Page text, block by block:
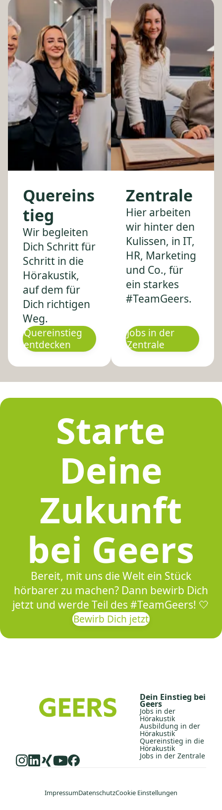
Quereins
tieg
Wir begleiten
Dich Schritt für
Schritt in die
Hörakustik,
auf dem für
Dich richtigen
Weg.
Quereinstieg
entdecken
Zentrale
Hier arbeiten
wir hinter den
Kulissen, in IT,
HR, Marketing
und Co., für
ein starkes
#TeamGeers.
Jobs in der
Zentrale
Starte
Deine
Zukunft
bei Geers
Bereit, mit uns die Welt ein Stück
hörbarer zu machen? Dann bewirb Dich
jetzt und werde Teil des #TeamGeers! 🤍
Bewirb Dich jetzt
Dein Einstieg bei
Geers
Jobs in der
Hörakustik
Ausbildung in der
Hörakustik
Quereinstieg in die
Hörakustik
Jobs in der Zentrale
ImpressumDatenschutzCookie Einstellungen